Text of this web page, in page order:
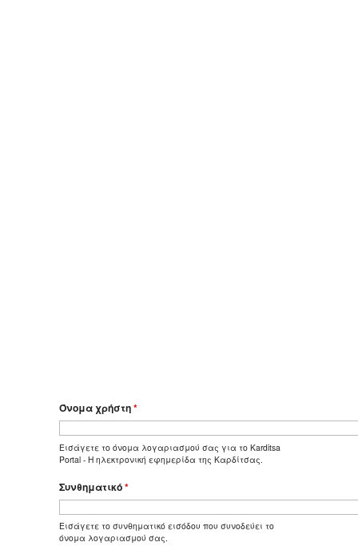
Όνομα χρήστη*
Εισάγετε το όνομα λογαριασμού σας για το Karditsa
Portal - Η ηλεκτρονική εφημερίδα της Καρδίτσας.
Συνθηματικό*
Εισάγετε το συνθηματικό εισόδου που συνοδεύει το
όνομα λογαριασμού σας.